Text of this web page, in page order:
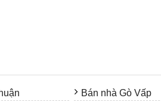
Bán nhà Gò Vấp